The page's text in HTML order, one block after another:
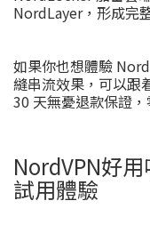
NordLayer，形成完
如果你也想體驗
縫串流效果，可以跟
30 天無憂退款保證
NordVPN好
試用體驗